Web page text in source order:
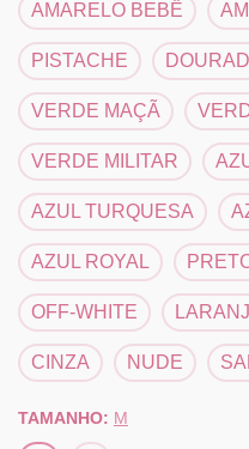
AMARELO BEBÊ
PISTACHE
VERDE MAÇÃ
VERDE MILITAR
AZUL TURQUESA
AZUL ROYAL
OFF-WHITE
CINZA NUDE
TAMANHO: M